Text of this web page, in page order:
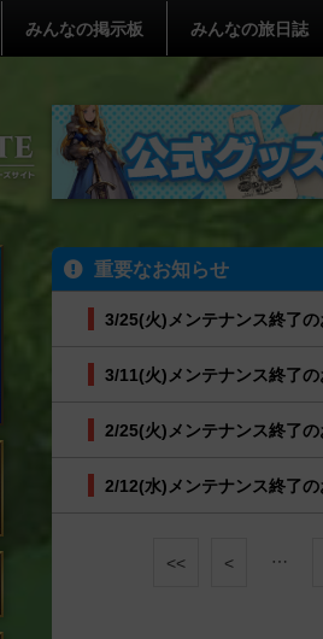
みんなの掲示板 みんなの旅日誌
重要なお知らせ
3/25(火)メンテナンス終了
3/11(火)メンテナンス終了
2/25(火)メンテナンス終了の
2/12(水)メンテナンス終了
<< < …